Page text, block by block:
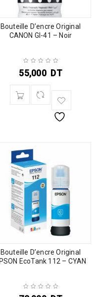
Bouteille D’encre Original
CANON GI-41 – Noir
55,000 DT
Bouteille D’encre Original
EcoTank 112 – CYAN